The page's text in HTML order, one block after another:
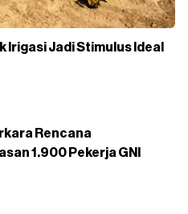
Irigasi Jadi Stimulus Ideal
Rencana
1.900 Pekerja GNI